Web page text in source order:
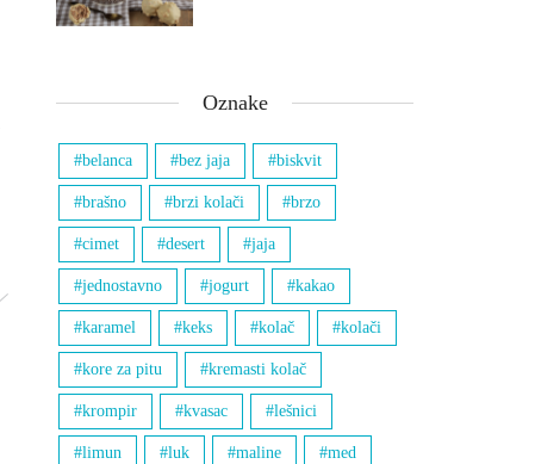
Oznake
belanca bez jaja biskvit
brašno brzi kolači brzo
cimet desert jaja
jednostavno jogurt kakao
karamel keks kolač kolači
kore za pitu kremasti kolač
krompir kvasac lešnici
limun luk maline med